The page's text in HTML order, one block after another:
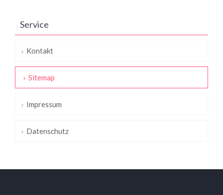
Service
Kontakt
Sitemap
Impressum
Datenschutz